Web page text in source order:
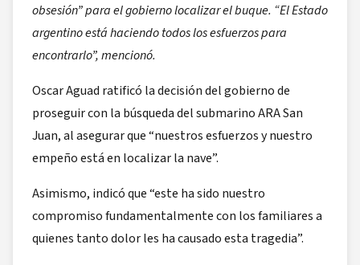
obsesión” para el gobierno localizar el buque. “El Estado
argentino está haciendo todos los esfuerzos para
encontrarlo”, mencionó.
Oscar Aguad ratificó la decisión del gobierno de
proseguir con la búsqueda del submarino ARA San
Juan, al asegurar que “nuestros esfuerzos y nuestro
empeño está en localizar la nave”.
Asimismo, indicó que “este ha sido nuestro
compromiso fundamentalmente con los familiares a
quienes tanto dolor les ha causado esta tragedia”.